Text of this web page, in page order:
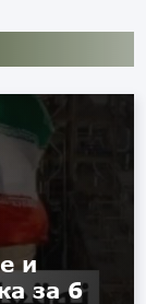
и
за 6